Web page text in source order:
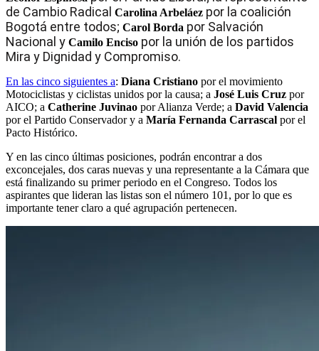
de Cambio Radical Carolina Arbeláez por la coalición
Bogotá entre todos; Carol Borda por Salvación
Nacional y Camilo Enciso por la unión de los partidos
Mira y Dignidad y Compromiso.
En las cinco siguientes a: Diana Cristiano por el movimiento
Motociclistas y ciclistas unidos por la causa; a José Luis Cruz por
AICO; a Catherine Juvinao por Alianza Verde; a David Valencia
por el Partido Conservador y a María Fernanda Carrascal por el
Pacto Histórico.
Y en las cinco últimas posiciones, podrán encontrar a dos
exconcejales, dos caras nuevas y una representante a la Cámara que
está finalizando su primer periodo en el Congreso. Todos los
aspirantes que lideran las listas son el número 101, por lo que es
importante tener claro a qué agrupación pertenecen.